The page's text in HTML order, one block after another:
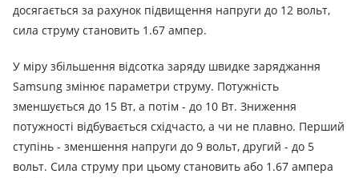
досягається за рахунок підвищення напруги до 12 вольт,
сила струму становить 1.67 ампер.
У міру збільшення відсотка заряду швидке заряджання
Samsung змінює параметри струму. Потужність
зменшується до 15 Вт, а потім - до 10 Вт. Зниження
потужності відбувається східчасто, а чи не плавно. Перший
ступінь - зменшення напруги до 9 вольт, другий - до 5
вольт. Сила струму при цьому становить або 1.67 ампера